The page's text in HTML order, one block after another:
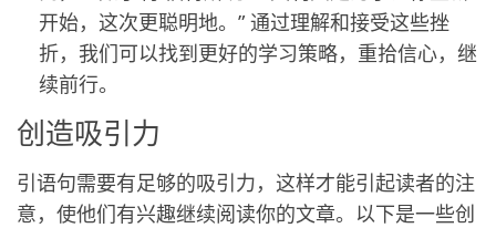
开始，这次更聪明地。” 通过理解和接受这些挫
折，我们可以找到更好的学习策略，重拾信心，继
续前行。
创造吸引力
引语句需要有足够的吸引力，这样才能引起读者的注
意，使他们有兴趣继续阅读你的文章。以下是一些创